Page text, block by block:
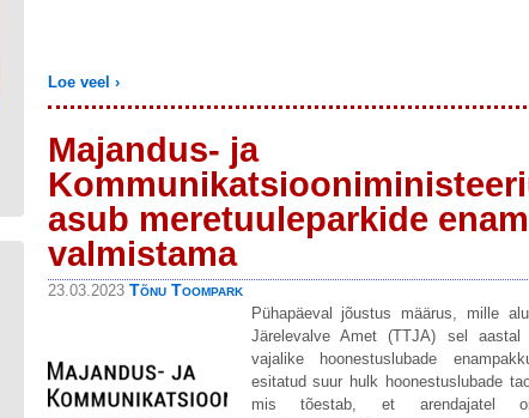
Loe veel ›
Majandus- ja
asub meretuuleparkide
valmistama
23.03.2023 Tõnu Toompark
Pühapäeval jõustus määrus, mille
Järelevalve Amet (TTJA) sel aastal
vajalike hoonestuslubade
esitatud suur hulk hoonestuslubade
mis tõestab, et arendajatel